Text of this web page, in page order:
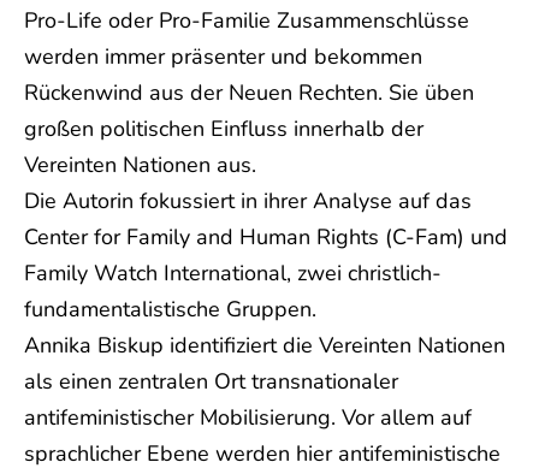
Pro-Life oder Pro-Familie Zusammenschlüsse
werden immer präsenter und bekommen
Rückenwind aus der Neuen Rechten. Sie üben
großen politischen Einfluss innerhalb der
Vereinten Nationen aus.
Die Autorin fokussiert in ihrer Analyse auf das
Center for Family and Human Rights (C-Fam) und
Family Watch International, zwei christlich-
fundamentalistische Gruppen.
Annika Biskup identifiziert die Vereinten Nationen
als einen zentralen Ort transnationaler
antifeministischer Mobilisierung. Vor allem auf
sprachlicher Ebene werden hier antifeministische